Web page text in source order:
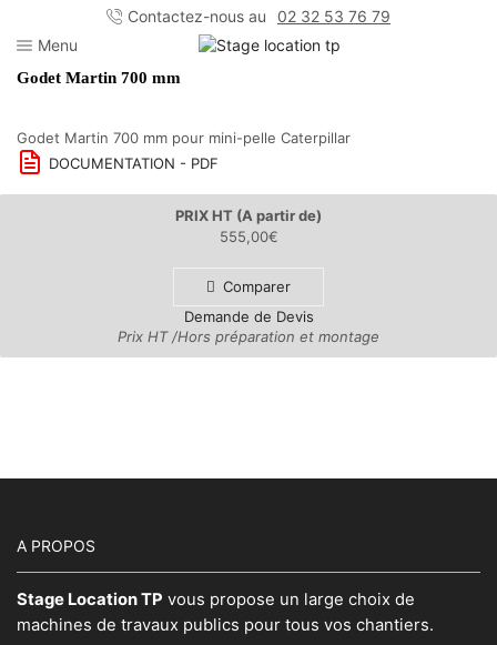
Contactez-nous au
02 32 53 76 79
Menu
Godet Martin 700 mm
Godet Martin 700 mm pour mini-pelle Caterpillar
DOCUMENTATION - PDF
PRIX HT (A partir de)
555,00€
Comparer
Demande de Devis
Prix HT /Hors préparation et montage
A PROPOS
Stage Location TP vous propose un large choix de
machines de travaux publics pour tous vos chantiers.